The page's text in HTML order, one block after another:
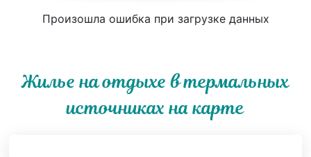
Произошла ошибка при загрузке данных
Жилье на отдыхе в термальных
источниках на карте